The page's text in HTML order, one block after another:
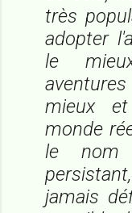
très
adopter
le
mieux
monde
le
jamais